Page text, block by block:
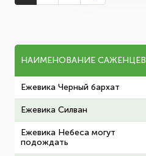
НАИМЕНОВАНИЕ САЖЕНЦЕВ
Ежевика Черный бархат
Ежевика Силван
Ежевика Небеса могут
подождать